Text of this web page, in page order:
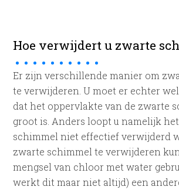
Hoe verwijdert u zwarte
Er zijn verschillende manier om
te verwijderen. U moet er echter
dat het oppervlakte van de zwarte
groot is. Anders loopt u namelijk
schimmel niet effectief verwijderd
zwarte schimmel te verwijderen
mengsel van chloor met water
werkt dit maar niet altijd) een